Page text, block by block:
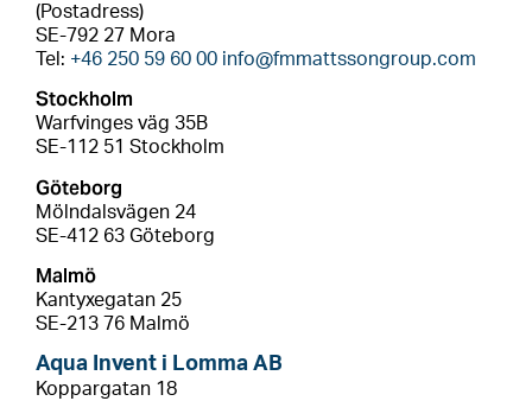
(Postadress)
SE-792 27 Mora
Tel: +46 250 59 60 00 info@fmmattssongroup.com
Stockholm
Warfvinges väg 35B
SE-112 51 Stockholm
Göteborg
Mölndalsvägen 24
SE-412 63 Göteborg
Malmö
Kantyxegatan 25
SE-213 76 Malmö
Aqua Invent i Lomma AB
Koppargatan 18